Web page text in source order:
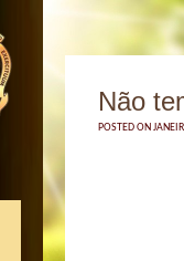
Não
POSTED ON